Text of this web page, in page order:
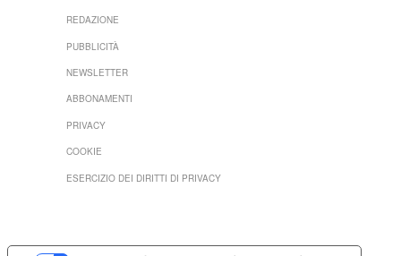
REDAZIONE
PUBBLICITÀ
NEWSLETTER
ABBONAMENTI
PRIVACY
COOKIE
ESERCIZIO DEI DIRITTI DI PRIVACY